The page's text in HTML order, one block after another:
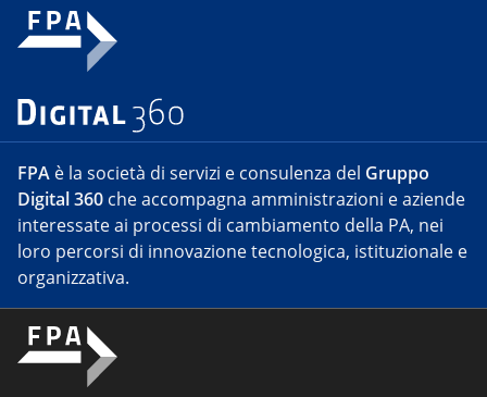
FPA è la società di servizi e consulenza del Gruppo
Digital 360 che accompagna amministrazioni e aziende
interessate ai processi di cambiamento della PA, nei
loro percorsi di innovazione tecnologica, istituzionale e
organizzativa.